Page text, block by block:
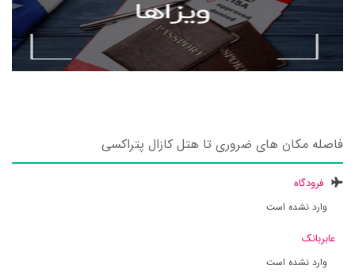
فاصله مکان های ضروری تا هتل کازال پتراکسی
فرودگاه
وارد نشده است
عابربانک
وارد نشده است